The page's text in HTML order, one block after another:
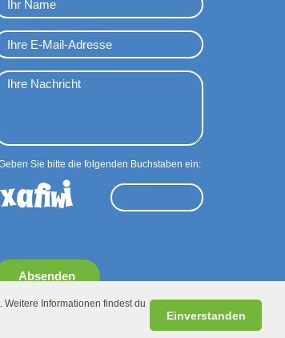
Informationen findest du
Einverstanden
Sie bitte die folgenden Buchstaben ein:
Absenden